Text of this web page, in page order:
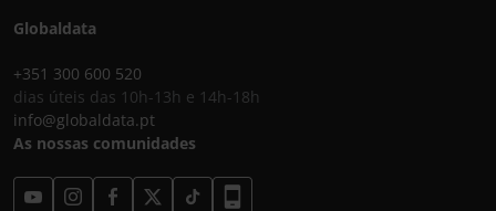
Globaldata
+351 300 600 520
dias úteis das 10h-13h e 14h-18h
info@globaldata.pt
As nossas comunidades